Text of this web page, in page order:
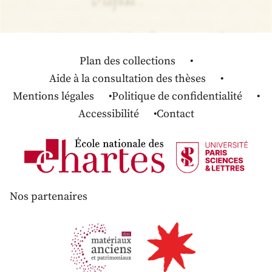
Plan des collections
Aide à la consultation des thèses
Mentions légales
Politique de confidentialité
Accessibilité
Contact
Nos partenaires